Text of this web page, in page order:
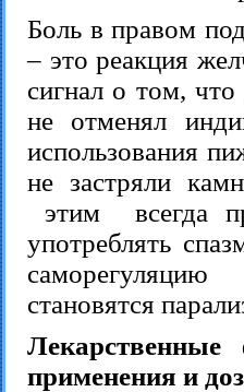
Боль в правом
– это реакция
сигнал о том,
не отменял
использования
не застряли
этим всегда
употреблять
становятся
применения и